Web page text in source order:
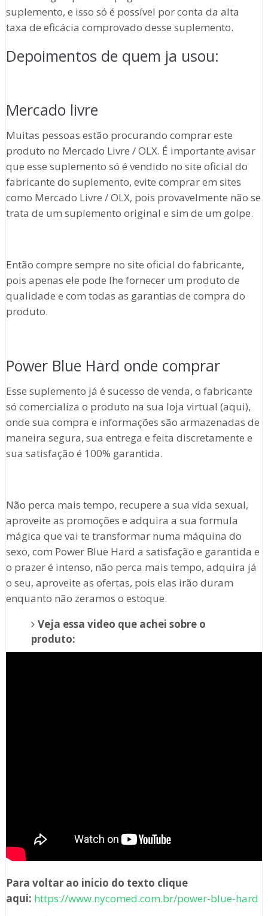
suplemento, e isso só é possível por conta da alta
taxa de eficácia comprovado desse suplemento.
Depoimentos de quem ja usou:
Mercado livre
Muitas pessoas estão procurando comprar este
produto no Mercado Livre / OLX. É importante avisar
que esse suplemento só é vendido no site oficial do
fabricante do suplemento, evite comprar em sites
como Mercado Livre / OLX, pois provavelmente não se
trata de um suplemento original e sim de um golpe.
Então compre sempre no site oficial do fabricante,
pois apenas ele pode lhe fornecer um produto de
qualidade e com todas as garantias de compra do
produto.
Power Blue Hard onde comprar
Esse suplemento já é sucesso de venda, o fabricante
só comercializa o produto na sua loja virtual (aqui),
onde sua compra e informações são armazenadas de
maneira segura, sua entrega e feita discretamente e
sua satisfação é 100% garantida.
Não perca mais tempo, recupere a sua vida sexual,
aproveite as promoções e adquira a sua formula
mágica que vai te transformar numa máquina do
sexo, com Power Blue Hard a satisfação e garantida e
o prazer é intenso, não perca mais tempo, adquira já
o seu, aproveite as ofertas, pois elas irão duram
enquanto não zeramos o estoque.
Veja essa video que achei sobre o
produto:
Para voltar ao inicio do texto clique
aqui: https://www.nycomed.com.br/power-blue-hard